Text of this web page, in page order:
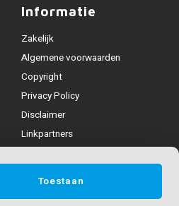
Informatie
Zakelijk
Algemene voorwaarden
Copyright
Privacy Policy
Disclaimer
Linkpartners
Toestaan